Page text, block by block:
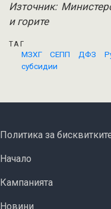
Източник:
и горите
ТАГ
МЗХГ
СЕПП ДФЗ
субсидии
FOOTER MENU
Политика за
ОСНОВНА НАВИГАЦИЯ
Начало
Кампанията
Новини